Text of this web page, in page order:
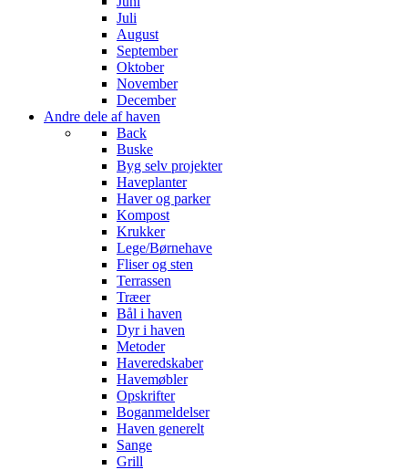
Juli
August
September
Oktober
November
December
Andre dele af haven
Back
Buske
Byg selv projekter
Haveplanter
Haver og parker
Kompost
Krukker
Lege/Børnehave
Fliser og sten
Terrassen
Træer
Bål i haven
Dyr i haven
Metoder
Haveredskaber
Havemøbler
Opskrifter
Boganmeldelser
Haven generelt
Sange
Grill